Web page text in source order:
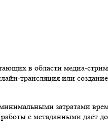
в области медиа-
трансляция или
затратами
с метаданными даёт